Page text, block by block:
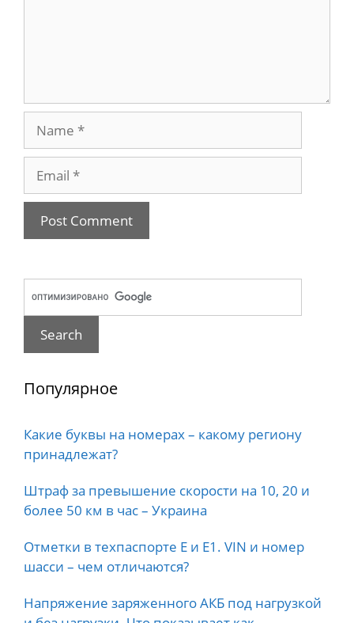
Популярное
Какие буквы на номерах – какому региону
принадлежат?
Штраф за превышение скорости на 10, 20 и
более 50 км в час – Украина
Отметки в техпаспорте E и E1. VIN и номер
шасси – чем отличаются?
Напряжение заряженного АКБ под нагрузкой